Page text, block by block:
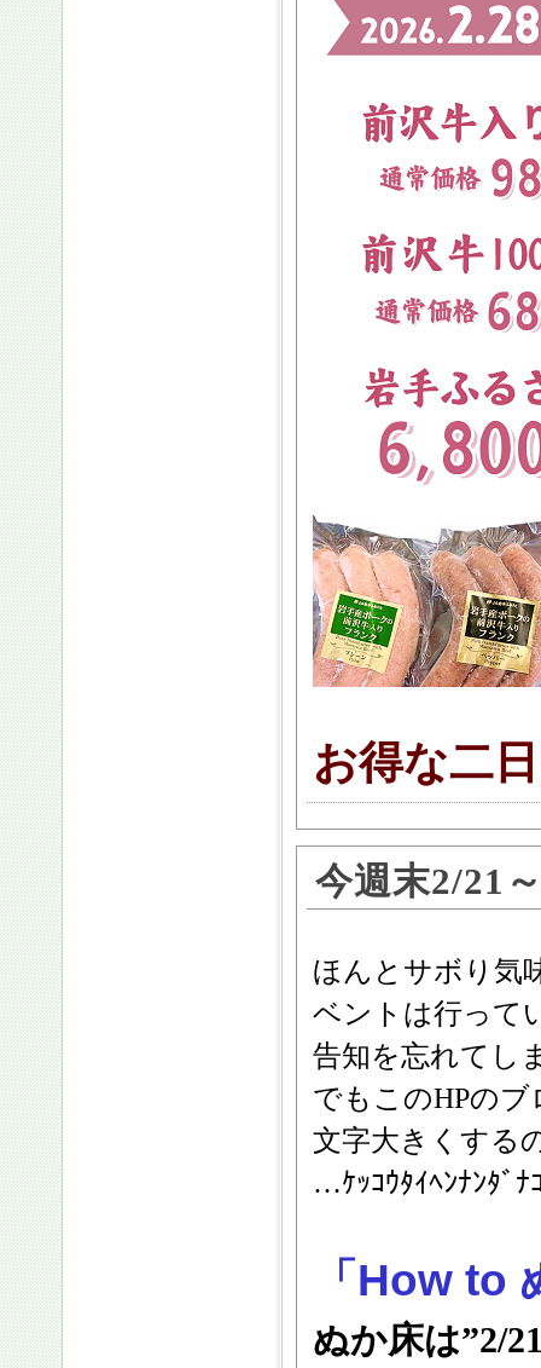
お得な二
今週末2/21
ほんとサボり気
ベントは行って
告知を忘れてし
でもこのHPのブ
文字大きくする
…ｹｯｺｳﾀｲﾍﾝﾅﾝﾀ
「How to
ぬか床は”2/